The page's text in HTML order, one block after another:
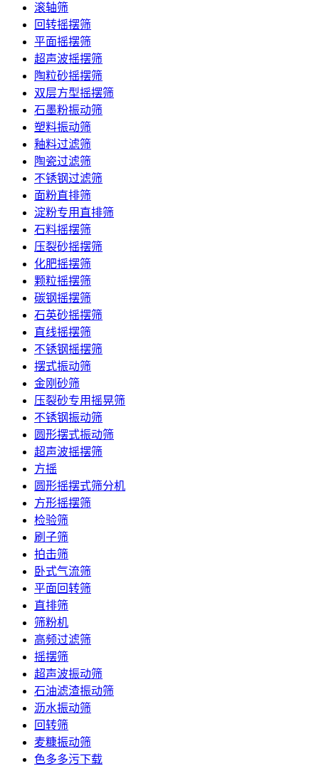
滚轴筛
回转摇摆筛
平面摇摆筛
超声波摇摆筛
陶粒砂摇摆筛
双层方型摇摆筛
石墨粉振动筛
塑料振动筛
釉料过滤筛
陶瓷过滤筛
不锈钢过滤筛
面粉直排筛
淀粉专用直排筛
石料摇摆筛
压裂砂摇摆筛
化肥摇摆筛
颗粒摇摆筛
碳钢摇摆筛
石英砂摇摆筛
直线摇摆筛
不锈钢摇摆筛
摆式振动筛
金刚砂筛
压裂砂专用摇晃筛
不锈钢振动筛
圆形摆式振动筛
超声波摇摆筛
方摇
圆形摇摆式筛分机
方形摇摆筛
检验筛
刷子筛
拍击筛
卧式气流筛
平面回转筛
直排筛
筛粉机
高频过滤筛
摇摆筛
超声波振动筛
石油滤渣振动筛
沥水振动筛
回转筛
麦糠振动筛
色多多污下载